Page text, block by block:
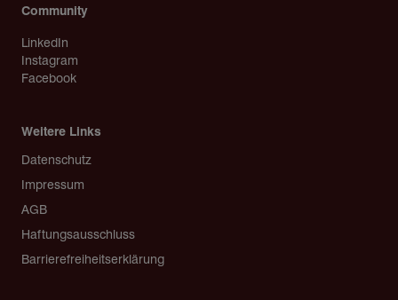
Community
LinkedIn
Instagram
Facebook
Weitere Links
Copyright
Datenschutz
Impressum
AGB
Haftungsausschluss
Barrierefreiheitserklärung